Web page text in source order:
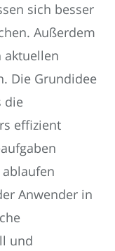
sich besser
Außerdem
aktuellen
Die Grundidee
die
effizient
Anwender in
und